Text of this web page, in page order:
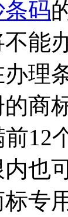
码
能
理
商
前12
也
专